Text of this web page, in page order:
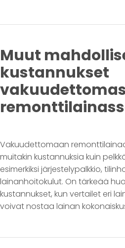
Muut
kustannukset
Vakuudettomaan
muitakin kustannuksia kuin
esimerkiksi järjestelypalkkio,
lainanhoitokulut. On tärkeää
kustannukset, kun vertailet eri
voivat nostaa lainan